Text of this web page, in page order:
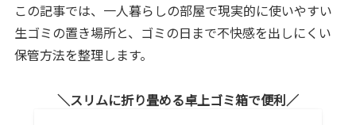
この記事では、一人暮らしの部屋で現実的に使いやすい
生ゴミの置き場所と、ゴミの日まで不快感を出しにくい
保管方法を整理します。
スリムに折り畳める卓上ゴミ箱で便利